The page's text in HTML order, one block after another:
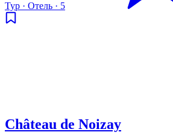
Тур · Отель · 5
Château de Noizay